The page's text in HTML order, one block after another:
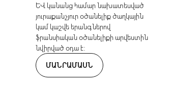
և կանանց համար նախատեսված
յուրաքանչյուր օծանելիք ծաղկային
կամ կաշվե երանգներով
ֆրանսիական օծանելիքի արվեստին
նվիրված օդա է:
ՄԱՆՐԱՄԱՍՆ